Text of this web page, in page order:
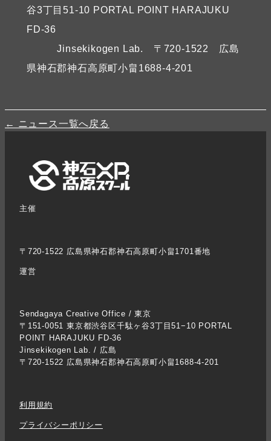
谷3丁目51-10 PORTAL POINT HARAJUKU
FD-36
Jinsekikogen Lab. 〒720-1522 広島
県神石郡神石高原町小畠1688-4-201
← ニュース一覧へ戻る
主催
〒720-1522 広島県神石郡神石高原町小畠1701番地
運営
Sendagaya Creative Office / 東京
〒151-0051 東京都渋谷区千駄ヶ谷3丁目51−10 PORTAL
POINT HARAJUKU FD-36
Jinsekikogen Lab. / 広島
〒720-1522 広島県神石郡神石高原町小畠1688-4-201
利用規約
プライバシーポリシー